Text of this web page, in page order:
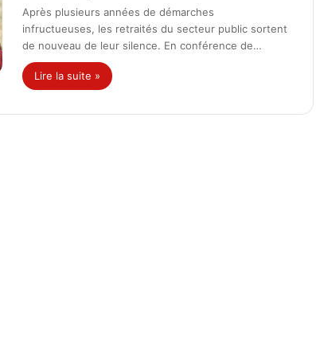
Après plusieurs années de démarches
infructueuses, les retraités du secteur public sortent
de nouveau de leur silence. En conférence de…
Lire la suite »